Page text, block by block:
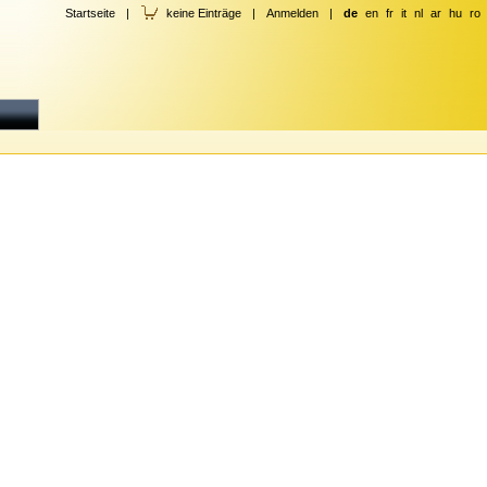
Startseite | keine Einträge | Anmelden | de en fr it nl ar hu ro